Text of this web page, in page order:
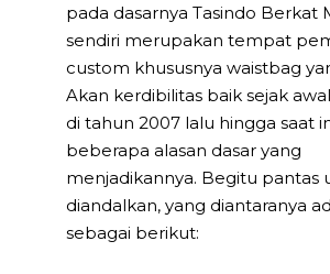
pada dasarnya Tasindo Berkat
sendiri merupakan tempat
custom khususnya waistbag
Akan kerdibilitas baik sejak
di tahun 2007 lalu hingga saat
beberapa alasan dasar yang
menjadikannya. Begitu pantas
diandalkan, yang diantaranya
sebagai berikut: